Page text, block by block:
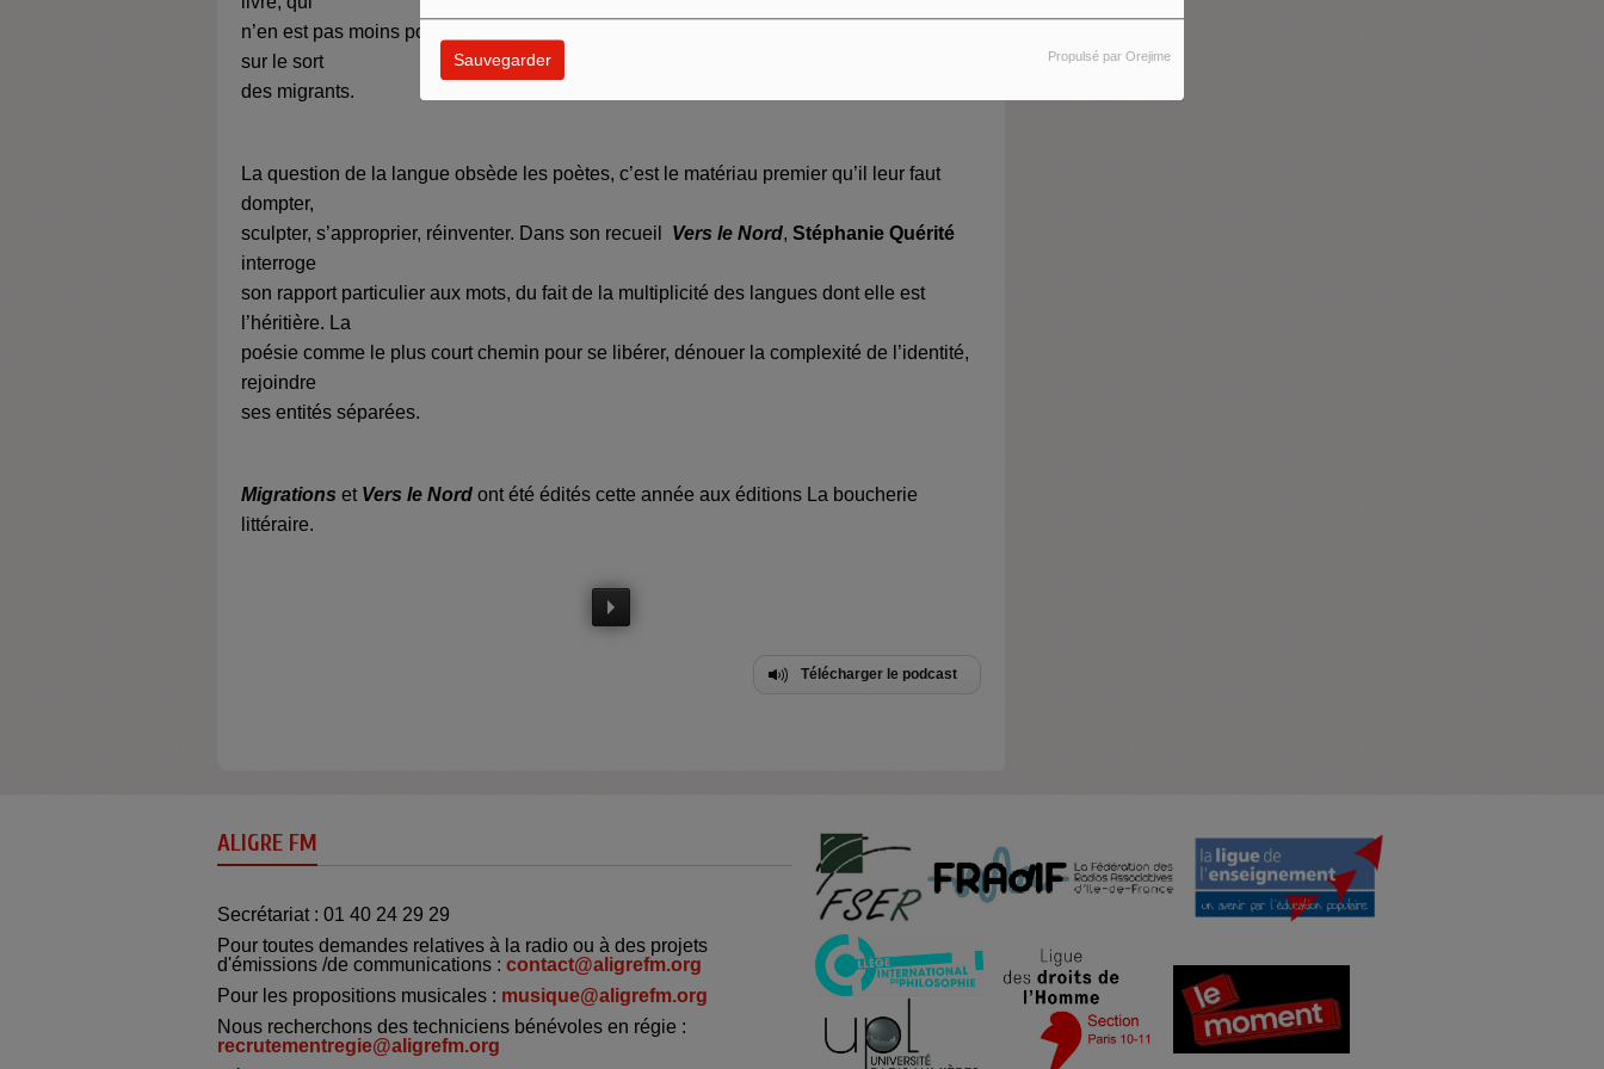
Sauvegarder Propulsé par Orejime
n’en est pas moins politique. Dans sa dimension écologique comme dans sa réflexion
sur le sort
des migrants.
La question de la langue obsède les poètes, c’est le matériau premier qu’il leur faut
dompter,
sculpter, s’approprier, réinventer. Dans son recueil Vers le Nord, Stéphanie Quérité
interroge
son rapport particulier aux mots, du fait de la multiplicité des langues dont elle est
l’héritière. La
poésie comme le plus court chemin pour se libérer, dénouer la complexité de l’identité,
rejoindre
ses entités séparées.
Migrations et Vers le Nord ont été édités cette année aux éditions La boucherie
littéraire.
Télécharger le podcast
ALIGRE FM
Secrétariat : 01 40 24 29 29
Pour toutes demandes relatives à la radio ou à des projets
d'émissions /de communications : contact@aligrefm.org
Pour les propositions musicales : musique@aligrefm.org
Nous recherchons des techniciens bénévoles en régie :
recrutementregie@aligrefm.org